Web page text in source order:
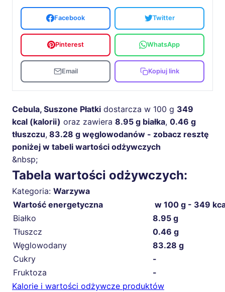
Facebook Twitter
Pinterest WhatsApp
Email Kopiuj link
Cebula, Suszone Płatki dostarcza w 100 g 349
kcal (kalorii) oraz zawiera 8.95 g białka, 0.46 g
tłuszczu, 83.28 g węglowodanów - zobacz resztę
poniżej w tabeli wartości odżywczych
&nbsp;
Tabela wartości odżywczych:
Kategoria: Warzywa
Wartość energetyczna
w 100 g - 349
Białko
8.95 g
Tłuszcz
0.46 g
Węglowodany
83.28 g
Cukry
-
Fruktoza
-
Kalorie i wartości odżywcze produktów